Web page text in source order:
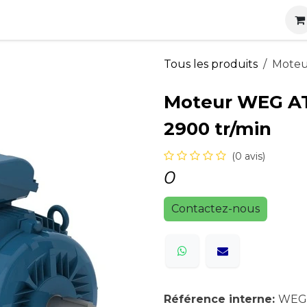
Carrières
Tous les produits
Moteur WEG
2900 tr/min
(0 avis)
0
Contactez-nous
Référence interne: